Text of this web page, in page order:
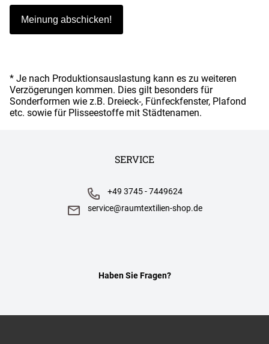
* Je nach Produktionsauslastung kann es zu weiteren
Verzögerungen kommen. Dies gilt besonders für
Sonderformen wie z.B. Dreieck-, Fünfeckfenster, Plafond
etc. sowie für Plisseestoffe mit Städtenamen.
SERVICE
Haben Sie Fragen?
+49 3745 - 7449624
service@raumtextilien-shop.de